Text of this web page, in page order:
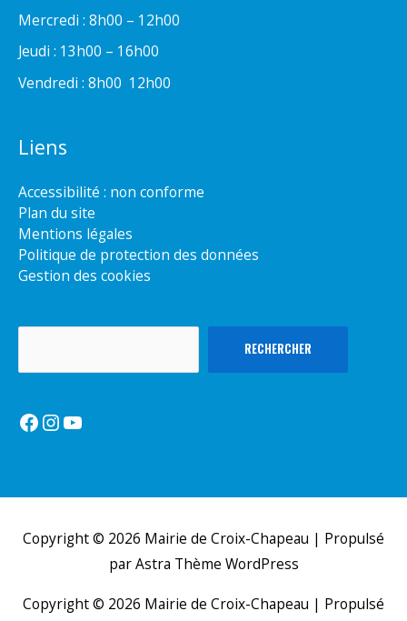
Mercredi : 8h00 – 12h00
Jeudi : 13h00 – 16h00
Vendredi : 8h00  12h00
Liens
Accessibilité : non conforme
Plan du site
Mentions légales
Politique de protection des données
Gestion des cookies
RECHERCHER
Facebook
Instagram
YouTube
Copyright © 2026 Mairie de Croix-Chapeau | Propulsé
parAstra Thème WordPress
Copyright © 2026 Mairie de Croix-Chapeau | Propulsé